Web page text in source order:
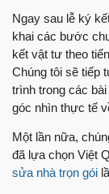
Ngay sau lễ ký
khai các bước
kết vật tư theo
Chúng tôi sẽ tiếp
trình trong các
góc nhìn thực tế
Một lần nữa,
đã lựa chọn Việt
sửa nhà trọn gói